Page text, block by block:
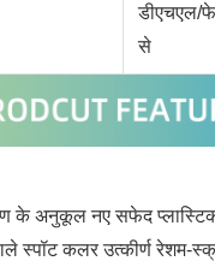
डीएचएल/
से
के अनुकूल नए सफेद
स्पॉट कलर उत्कीर्ण